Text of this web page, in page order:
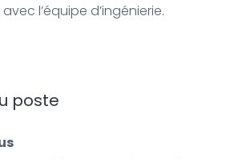
l’équipe d’ingénierie.
poste